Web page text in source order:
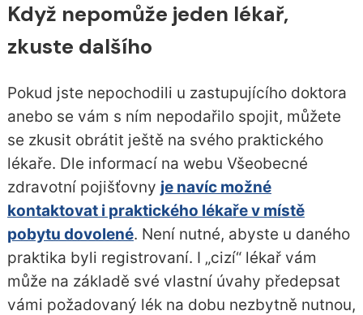
Když nepomůže jeden lékař,
zkuste dalšího
Pokud jste nepochodili u zastupujícího doktora
anebo se vám s ním nepodařilo spojit, můžete
se zkusit obrátit ještě na svého praktického
lékaře. Dle informací na webu Všeobecné
zdravotní pojišťovny je navíc možné
kontaktovat i praktického lékaře v místě
pobytu dovolené. Není nutné, abyste u daného
praktika byli registrovaní. I „cizí“ lékař vám
může na základě své vlastní úvahy předepsat
vámi požadovaný lék na dobu nezbytně nutnou,